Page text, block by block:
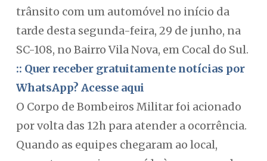
trânsito com um automóvel no início da
tarde desta segunda-feira, 29 de junho, na
SC-108, no Bairro Vila Nova, em Cocal do Sul.
:: Quer receber gratuitamente notícias por
WhatsApp? Acesse aqui
O Corpo de Bombeiros Militar foi acionado
por volta das 12h para atender a ocorrência.
Quando as equipes chegaram ao local,